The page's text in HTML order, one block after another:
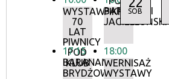
WYSTAWA:
70
LAT
PIWNICY
POD
BARANAMI
17:15
KLUB
BRYDŻOWY
BARANAMI
PIKNIK
JAGIELLOŃSKI
18:00
WERNISAŻ
WYSTAWY
SOB